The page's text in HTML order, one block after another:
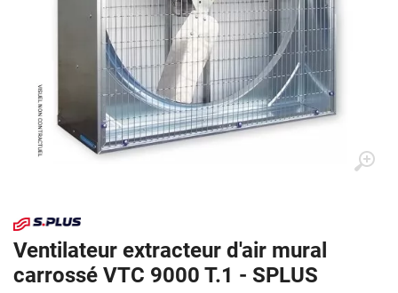
Ventilateur extracteur d'air mural
carrossé VTC 9000 T.1 - SPLUS